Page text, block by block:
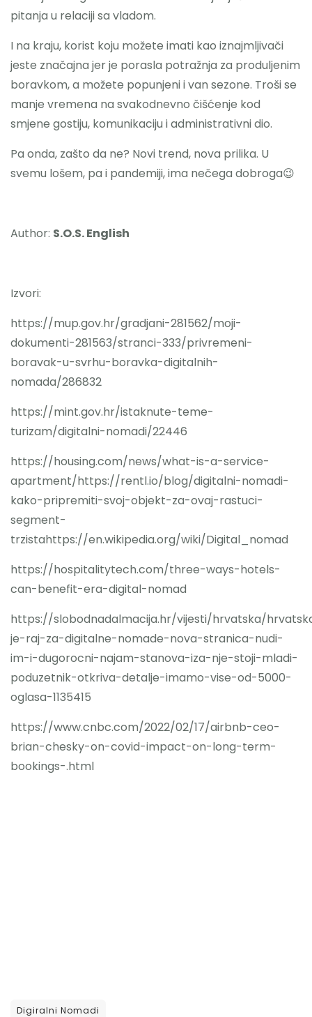
pitanja u relaciji sa vladom.
I na kraju, korist koju možete imati kao iznajmljivači
jeste značajna jer je porasla potražnja za produljenim
boravkom, a možete popunjeni i van sezone. Troši se
manje vremena na svakodnevno čišćenje kod
smjene gostiju, komunikaciju i administrativni dio.
Pa onda, zašto da ne? Novi trend, nova prilika. U
svemu lošem, pa i pandemiji, ima nečega dobroga😉
Author: S.O.S. English
Izvori:
https://mup.gov.hr/gradjani-281562/moji-
dokumenti-281563/stranci-333/privremeni-
boravak-u-svrhu-boravka-digitalnih-
nomada/286832
https://mint.gov.hr/istaknute-teme-
turizam/digitalni-nomadi/22446
https://housing.com/news/what-is-a-service-
apartment/https://rentl.io/blog/digitalni-nomadi-
kako-pripremiti-svoj-objekt-za-ovaj-rastuci-
segment-
trzistahttps://en.wikipedia.org/wiki/Digital_nomad
https://hospitalitytech.com/three-ways-hotels-
can-benefit-era-digital-nomad
https://slobodnadalmacija.hr/vijesti/hrvatska/
je-raj-za-digitalne-nomade-nova-stranica-nudi-
im-i-dugorocni-najam-stanova-iza-nje-stoji-mladi-
poduzetnik-otkriva-detalje-imamo-vise-od-5000-
oglasa-1135415
https://www.cnbc.com/2022/02/17/airbnb-ceo-
brian-chesky-on-covid-impact-on-long-term-
bookings-.html
Digiralni Nomadi